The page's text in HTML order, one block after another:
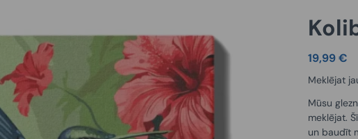
19,99€
Meklējat
Mūsu
meklējat.
un baudīt